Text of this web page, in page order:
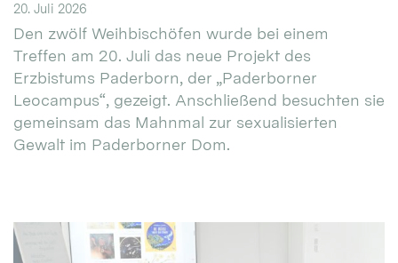
20. Juli 2026
Den zwölf Weihbischöfen wurde bei einem
Treffen am 20. Juli das neue Projekt des
Erzbistums Paderborn, der „Paderborner
Leocampus“, gezeigt. Anschließend besuchten sie
gemeinsam das Mahnmal zur sexualisierten
Gewalt im Paderborner Dom.